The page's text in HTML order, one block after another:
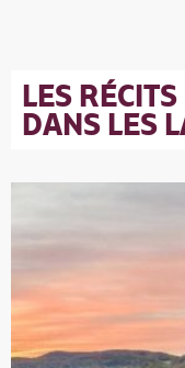
LES
DANS LES